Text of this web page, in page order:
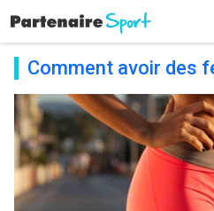
Comment avoir des